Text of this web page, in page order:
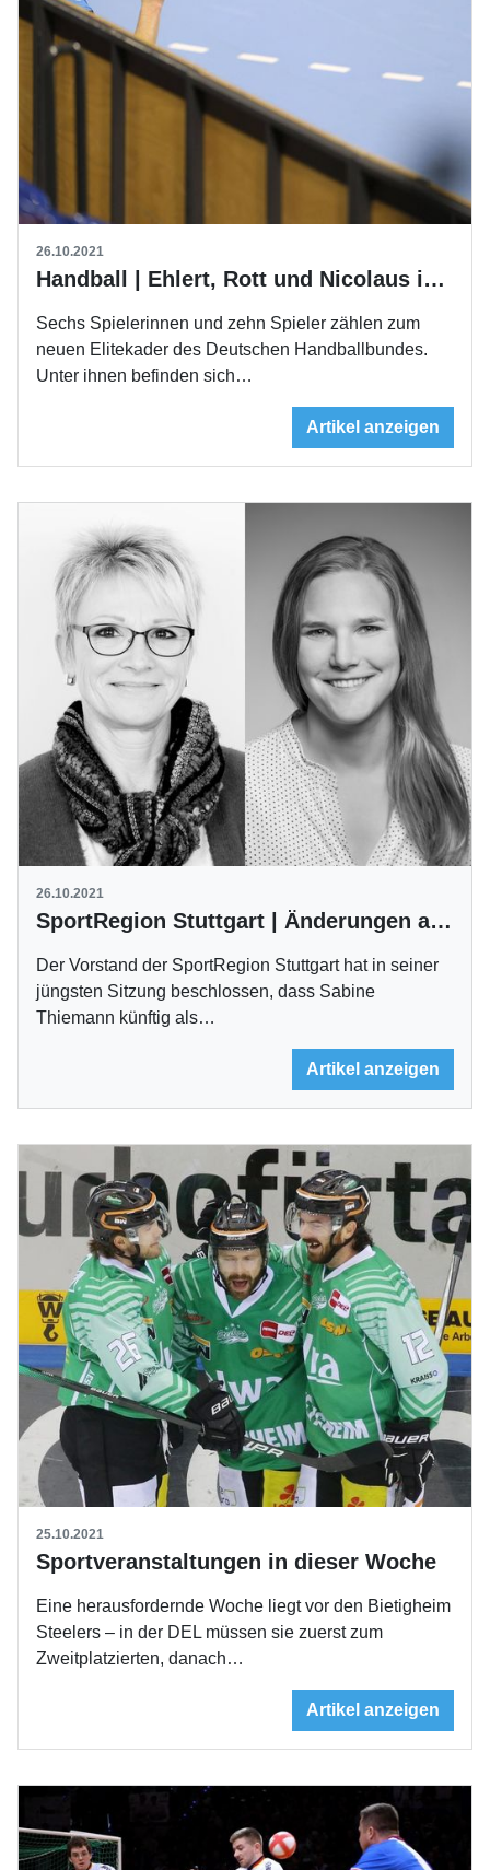
26.10.2021
Handball | Ehlert, Rott und Nicolaus im Elitekader
Sechs Spielerinnen und zehn Spieler zählen zum
neuen Elitekader des Deutschen Handballbundes.
Unter ihnen befinden sich…
Artikel anzeigen
26.10.2021
SportRegion Stuttgart | Änderungen auf der Geschäftsstelle
Der Vorstand der SportRegion Stuttgart hat in seiner
jüngsten Sitzung beschlossen, dass Sabine
Thiemann künftig als…
Artikel anzeigen
25.10.2021
Sportveranstaltungen in dieser Woche
Eine herausfordernde Woche liegt vor den Bietigheim
Steelers – in der DEL müssen sie zuerst zum
Zweitplatzierten, danach…
Artikel anzeigen